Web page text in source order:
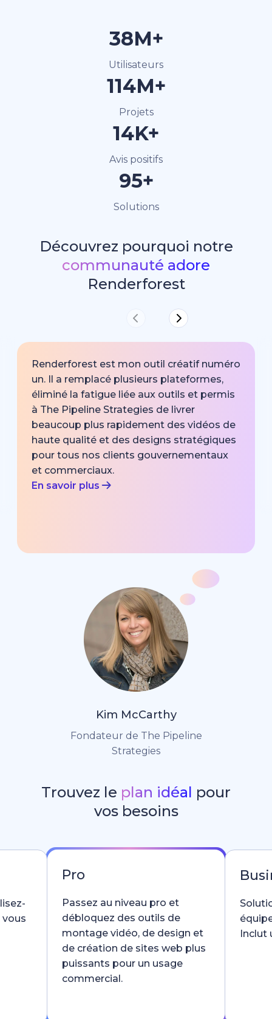
40M+
Utilisateurs
120M+
Projets
15K+
Avis positifs
100+
Solutions
Découvrez pourquoi notre
communauté adore
Renderforest
Renderforest est mon outil créatif numéro
un. Il a remplacé plusieurs plateformes,
éliminé la fatigue liée aux outils et permis
à The Pipeline Strategies de livrer
beaucoup plus rapidement des vidéos de
haute qualité et des designs stratégiques
pour tous nos clients gouvernementaux
et commerciaux.
En savoir plus
Kim McCarthy
Fondateur de The Pipeline
Strategies
Trouvez le plan idéal pour
vos besoins
Pro
Passez au niveau pro et
débloquez des outils de
montage vidéo, de design et
de création de sites web plus
puissants pour un usage
commercial.
Inclut